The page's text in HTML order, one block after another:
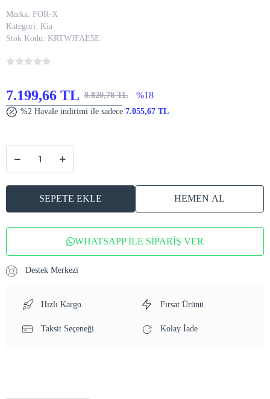
Marka: FOR-X
Kategori: Kia
Stok Kodu: KRTWJFAE5E
7.199,66 TL 8.820,78 TL %18
%2 Havale indirimi ile sadece 7.055,67 TL
SEPETE EKLE HEMEN AL
WHATSAPP İLE SİPARİŞ VER
Destek Merkezi
Hızlı Kargo Fırsat Ürünü
Taksit Seçeneği Kolay İade